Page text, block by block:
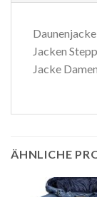
Jacken
Jacke
ÄHNLICHE